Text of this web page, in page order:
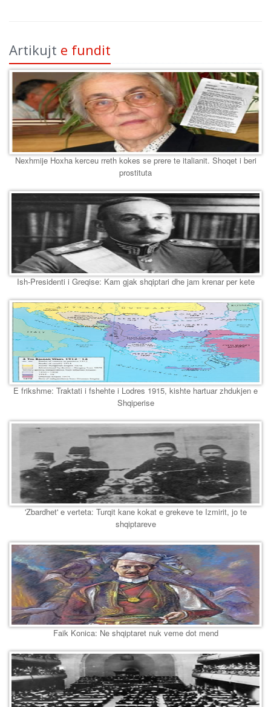
Artikujt e fundit
Nexhmije Hoxha kerceu rreth kokes se prere te italianit. Shoqet i beri
prostituta
Ish-Presidenti i Greqise: Kam gjak shqiptari dhe jam krenar per kete
E frikshme: Traktati i fshehte i Lodres 1915, kishte hartuar zhdukjen e
Shqiperise
'Zbardhet' e verteta: Turqit kane kokat e grekeve te Izmirit, jo te
shqiptareve
Faik Konica: Ne shqiptaret nuk veme dot mend